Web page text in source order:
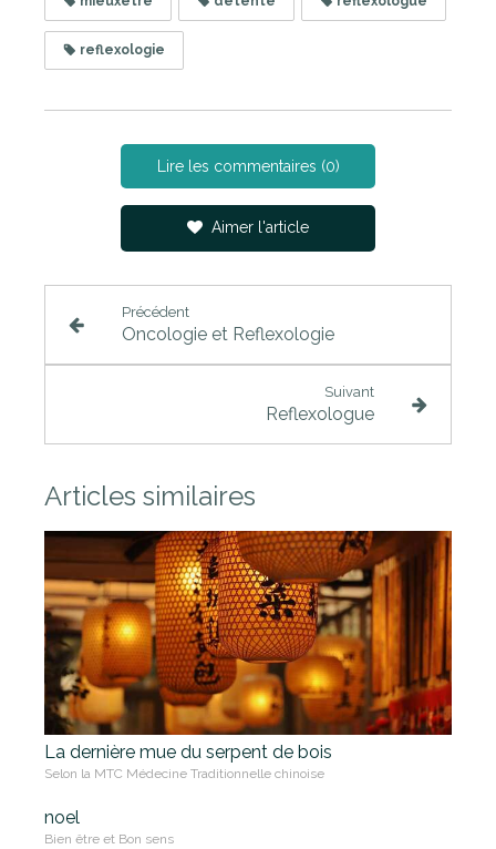
reflexologie
Lire les commentaires (0)
Aimer l'article
Précédent
Oncologie et Reflexologie
Suivant
Reflexologue
Articles similaires
La dernière mue du serpent de bois
Selon la MTC Médecine Traditionnelle chinoise
noel
Bien être et Bon sens